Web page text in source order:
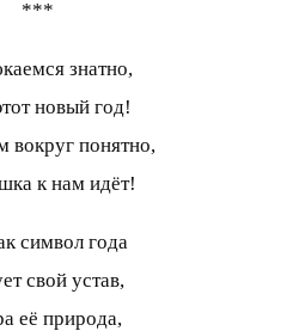
***
знатно,
новый год!
вокруг понятно,
к нам идёт!
символ года
свой устав,
её природа,